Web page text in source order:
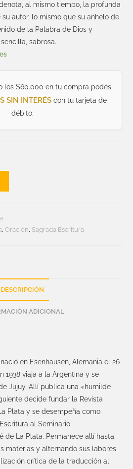
al mismo tiempo, la profunda
autor, lo mismoque su anhelo de
de la Palabra de Dios y
sabrosa.
los $60.000 en tu compra podés
SIN INTERÉScon tu tarjeta de
débito.
,Oración,Sagrada Escritura
DESCRIPCIÓN
ADICIONAL
en Esenhausen, Alemania el 26
1938 viaja a la Argentina y se
Jujuy. Allí publica una«humilde
decide fundar la Revista
Plata y se desempeña como
al Seminario
de La Plata. Permanece allí hasta
materias y alternando sus labores
crítica de la traducción al